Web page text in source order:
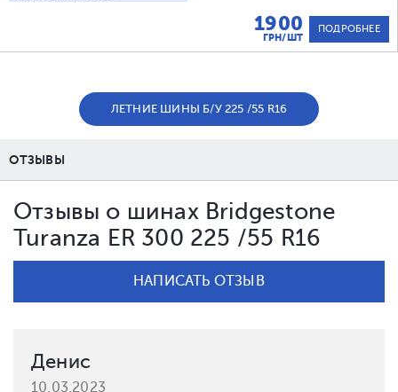
1900
ГРН/ШТ
ПОДРОБНЕЕ
ЛЕТНИЕ ШИНЫ Б/У 225 /55 R16
ОТЗЫВЫ
Отзывы о шинах Bridgestone
Turanza ER 300 225 /55 R16
НАПИСАТЬ ОТЗЫВ
Денис
10.03.2023